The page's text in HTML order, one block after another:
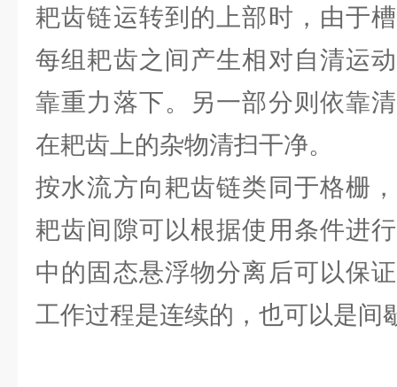
耙齿链运转到的上部时，由于
每组耙齿之间产生相对自清运
靠重力落下。另一部分则依靠
在耙齿上的杂物清扫干净。
按水流方向耙齿链类同于格栅
耙齿间隙可以根据使用条件进
中的固态悬浮物分离后可以保
工作过程是连续的，也可以是间